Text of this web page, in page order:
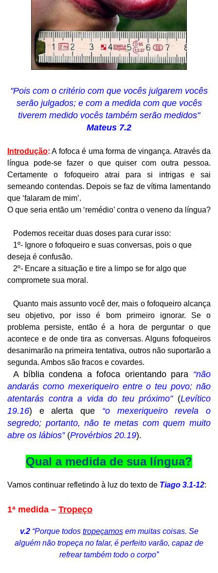
"Pois com o critério com que vocês julgarem vocês
serão julgados; e com a medida com que vocês
tiverem medido vocês também serão medidos"
Mateus 7.2
Introdução: A fofoca é uma forma de vingança. Através da
língua pode-se fazer o que quiser com outra pessoa.
Certamente o fofoqueiro atrai para si intrigas e sai
semeando contendas. Depois se faz de vítima lamentando
que ‘falaram de mim’.
O que seria então um ‘remédio’ contra o veneno da língua?
Podemos receitar duas doses para curar isso:
1º- Ignore o fofoqueiro e suas conversas, pois o que
deseja é confusão.
2º- Encare a situação e tire a limpo se for algo que
compromete sua moral.
Quanto mais assunto você der, mais o fofoqueiro alcança
seu objetivo, por isso é bom primeiro ignorar. Se o
problema persiste, então é a hora de perguntar o que
acontece e de onde tira as conversas. Alguns fofoqueiros
desanimarão na primeira tentativa, outros não suportarão a
segunda. Ambos são fracos e covardes.
A bíblia condena a fofoca orientando para “não
andarás como mexeriqueiro entre o teu povo; não
atentarás contra a vida do teu próximo”(Levítico
19.16) e alerta que “o mexeriqueiro revela o
segredo; portanto, não te metas com quem muito
abre os lábios”(Provérbios 20.19).
Qual a medida de sua língua?
Vamos continuar refletindo à luz do texto de Tiago 3.1-12:
1ª medida – Tropeço
v.2 “Porque todos tropeçamosem muitas coisas. Se
alguém não tropeça no falar, é perfeito varão, capaz de
refrear também todo o corpo”